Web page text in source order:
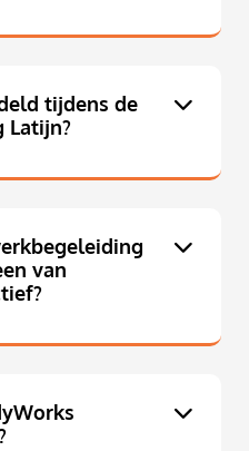
tijdens de
Latijn?
van